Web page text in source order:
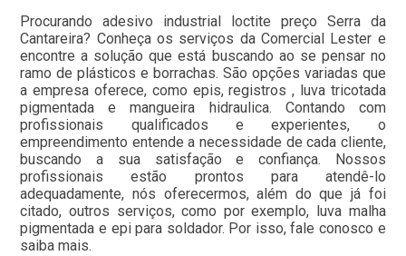
Procurando adesivo industrial loctite preço Serra da
Cantareira? Conheça os serviços da Comercial Lester e
encontre a solução que está buscando ao se pensar no
ramo de plásticos e borrachas. São opções variadas que
a empresa oferece, como epis, registros , luva tricotada
pigmentada e mangueira hidraulica. Contando com
profissionais qualificados e experientes, o
empreendimento entende a necessidade de cada cliente,
buscando a sua satisfação e confiança. Nossos
profissionais estão prontos para atendê-lo
adequadamente, nós oferecermos, além do que já foi
citado, outros serviços, como por exemplo, luva malha
pigmentada e epi para soldador. Por isso, fale conosco e
saiba mais.